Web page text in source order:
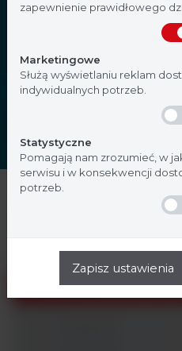
Testy identyfikacyjne
Testy immunologiczne
Nie
zapewnienie prawidłowego
Marketingowe
Służą wyświetlaniu reklam
indywidualnych potrzeb.
Statystyczne
Pomagają nam zrozumieć, w
serwisu i w konsekwencji
potrzeb.
Zapisz ustawienia